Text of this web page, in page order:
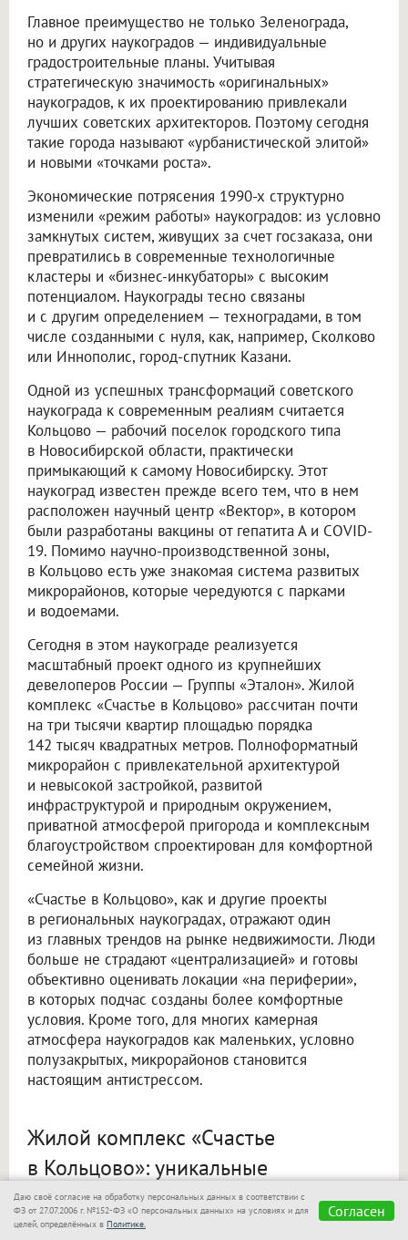
Главное преимущество не только Зеленограда,
но и других наукоградов — индивидуальные
градостроительные планы. Учитывая
стратегическую значимость «оригинальных»
наукоградов, к их проектированию привлекали
лучших советских архитекторов. Поэтому сегодня
такие города называют «урбанистической элитой»
и новыми «точками роста».
Экономические потрясения 1990-х структурно
изменили «режим работы» наукоградов: из условно
замкнутых систем, живущих за счет госзаказа, они
превратились в современные технологичные
кластеры и «бизнес-инкубаторы» с высоким
потенциалом. Наукограды тесно связаны
и с другим определением — техноградами, в том
числе созданными с нуля, как, например, Сколково
или Иннополис, город-спутник Казани.
Одной из успешных трансформаций советского
наукограда к современным реалиям считается
Кольцово — рабочий поселок городского типа
в Новосибирской области, практически
примыкающий к самому Новосибирску. Этот
наукоград известен прежде всего тем, что в нем
расположен научный центр «Вектор», в котором
были разработаны вакцины от гепатита А и COVID-
19. Помимо научно-производственной зоны,
в Кольцово есть уже знакомая система развитых
микрорайонов, которые чередуются с парками
и водоемами.
Сегодня в этом наукограде реализуется
масштабный проект одного из крупнейших
девелоперов России — Группы «Эталон». Жилой
комплекс «Счастье в Кольцово» рассчитан почти
на три тысячи квартир площадью порядка
142 тысяч квадратных метров. Полноформатный
микрорайон с привлекательной архитектурой
и невысокой застройкой, развитой
инфраструктурой и природным окружением,
приватной атмосферой пригорода и комплексным
благоустройством спроектирован для комфортной
семейной жизни.
«Счастье в Кольцово», как и другие проекты
в региональных наукоградах, отражают один
из главных трендов на рынке недвижимости. Люди
больше не страдают «централизацией» и готовы
объективно оценивать локации «на периферии»,
в которых подчас созданы более комфортные
условия. Кроме того, для многих камерная
атмосфера наукоградов как маленьких, условно
полузакрытых, микрорайонов становится
настоящим антистрессом.
Жилой комплекс «Счастье
в Кольцово»: уникальные
преимущества проекта «Эталона»
Даю своё согласие на обработку персональных данных в соответствии с
ФЗ от 27.07.2006 г. №152-ФЗ «О персональных данных» на условиях и для
целей, определённых в Политике.
Согласен